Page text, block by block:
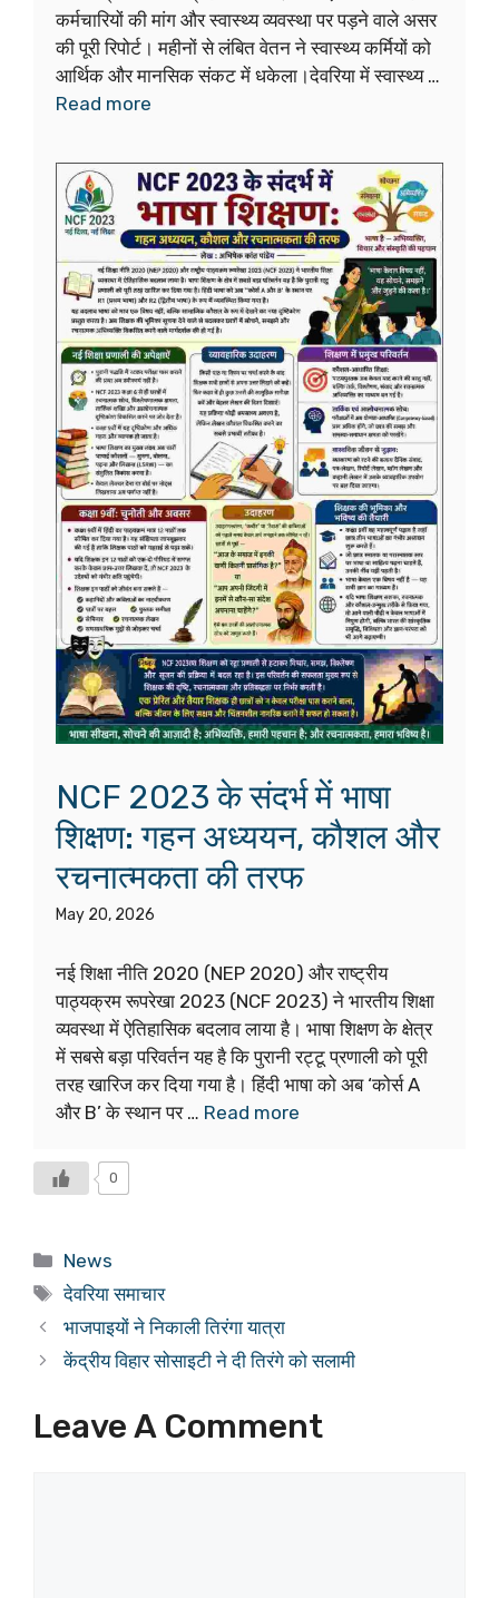
कर्मचारियों की मांग और स्वास्थ्य व्यवस्था पर पड़ने वाले असर
की पूरी रिपोर्ट। महीनों से लंबित वेतन ने स्वास्थ्य कर्मियों को
आर्थिक और मानसिक संकट में धकेला।देवरिया में स्वास्थ्य …
Read more
NCF 2023 के संदर्भ में भाषा
शिक्षण: गहन अध्ययन, कौशल और
रचनात्मकता की तरफ
May 20, 2026
नई शिक्षा नीति 2020 (NEP 2020) और राष्ट्रीय
पाठ्यक्रम रूपरेखा 2023 (NCF 2023) ने भारतीय शिक्षा
व्यवस्था में ऐतिहासिक बदलाव लाया है। भाषा शिक्षण के क्षेत्र
में सबसे बड़ा परिवर्तन यह है कि पुरानी रट्टू प्रणाली को पूरी
तरह खारिज कर दिया गया है। हिंदी भाषा को अब ‘कोर्स A
और B’ के स्थान पर … Read more
0
Categories
News
Tags
देवरिया समाचार
भाजपाइयों ने निकाली तिरंगा यात्रा
केंद्रीय विहार सोसाइटी ने दी तिरंगे को सलामी
Leave A Comment